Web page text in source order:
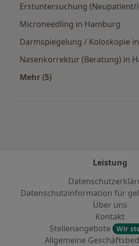
Erstuntersuchung
Microneedling in Hamburg
Darmspiegelung / Koloskopie
Nasenkorrektur (Beratung) in
Mehr (5)
Leistung
Datenschutzinformation für
Über uns
Kontakt
Stellenangebote
Wir
Allgemeine